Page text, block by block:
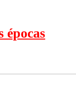
épocas